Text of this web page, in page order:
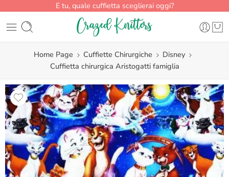
E tu, quale cuffietta sceglierai oggi?
Home Page Cuffiette Chirurgiche
Disney
Cuffietta chirurgica Aristogatti famiglia